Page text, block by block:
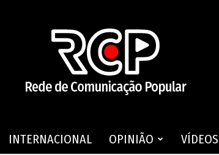
INTERNACIONAL OPINIÃO VÍDEOS